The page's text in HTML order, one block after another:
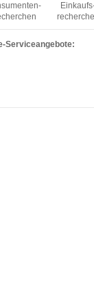
Serviceangebote: